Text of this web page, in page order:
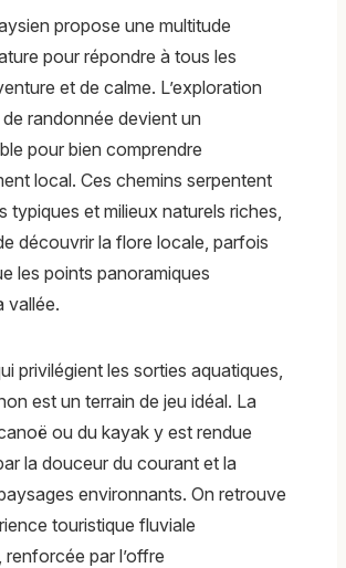
propose une multitude
pour répondre à tous les
et de calme. L’exploration
randonnée devient un
pour bien comprendre
local. Ces chemins serpentent
typiques et milieux naturels riches,
découvrir la flore locale, parfois
les points panoramiques
vallée.
privilégient les sorties aquatiques,
est un terrain de jeu idéal. La
ou du kayak y est rendue
la douceur du courant et la
environnants. On retrouve
touristique fluviale
par l’offre